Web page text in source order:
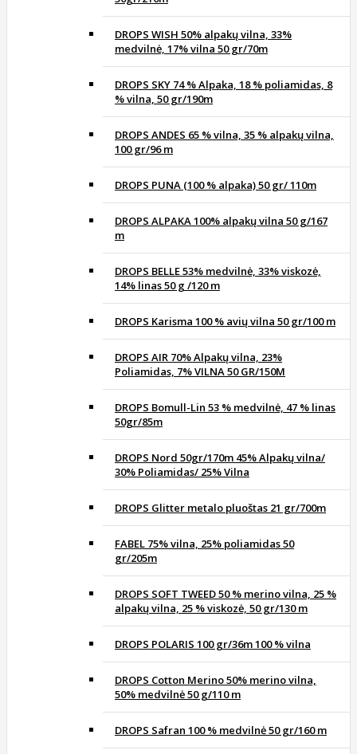
DROPS WISH 50% alpakų vilna, 33%
medvilnė, 17% vilna 50 gr/70m
DROPS SKY 74 % Alpaka, 18 % poliamidas, 8
% vilna, 50 gr/190m
DROPS ANDES 65 % vilna, 35 % alpakų vilna,
100 gr/96 m
DROPS PUNA (100 % alpaka) 50 gr/ 110m
DROPS ALPAKA 100% alpakų vilna 50 g/167
m
DROPS BELLE 53% medvilnė, 33% viskozė,
14% linas 50 g /120 m
DROPS Karisma 100 % avių vilna 50 gr/100 m
DROPS AIR 70% Alpakų vilna, 23%
Poliamidas, 7% VILNA 50 GR/150M
DROPS Bomull-Lin 53 % medvilnė, 47 % linas
50gr/85m
DROPS Nord 50gr/170m 45% Alpakų vilna/
30% Poliamidas/ 25% Vilna
DROPS Glitter metalo pluoštas 21 gr/700m
FABEL 75% vilna, 25% poliamidas 50
gr/205m
DROPS SOFT TWEED 50 % merino vilna, 25 %
alpakų vilna, 25 % viskozė, 50 gr/130 m
DROPS POLARIS 100 gr/36m 100 % vilna
DROPS Cotton Merino 50% merino vilna,
50% medvilnė 50 g/110 m
DROPS Safran 100 % medvilnė 50 gr/160 m